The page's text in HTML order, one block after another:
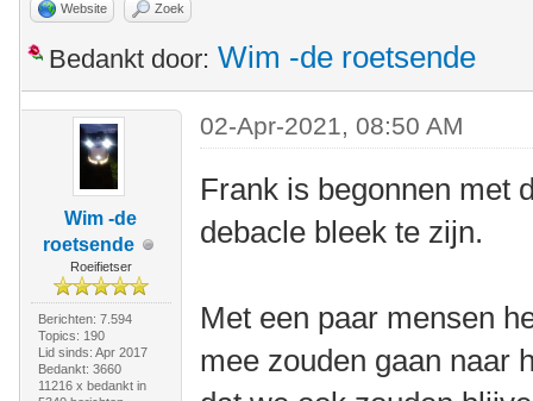
Website Zoek
Bedankt door: Wim -de roetsende
Wim -de
roetsende
Roeifietser
Berichten: 7.594
Topics: 190
Lid sinds: Apr 2017
Bedankt: 3660
11216 x bedankt in
02-Apr-2021, 08:50 AM
Frank is begonnen met
debacle bleek te zijn.
Met een paar mensen
mee zouden gaan naar